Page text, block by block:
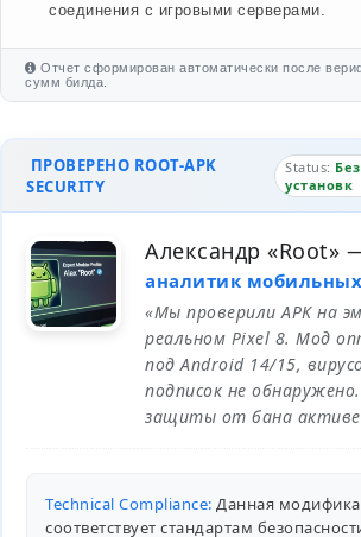
соединения с игровыми серверами.
Отчет сформирован автоматически после
сумм билда.
ПРОВЕРЕНО ROOT-APK
SECURITY
Status:
установк
Александр «Root»
аналитик
«Мы проверили APK на
реальном Pixel 8. Мод
под Android 14/15,
подписок не
защиты от бана
Technical Compliance: Данная
соответствует стандартам